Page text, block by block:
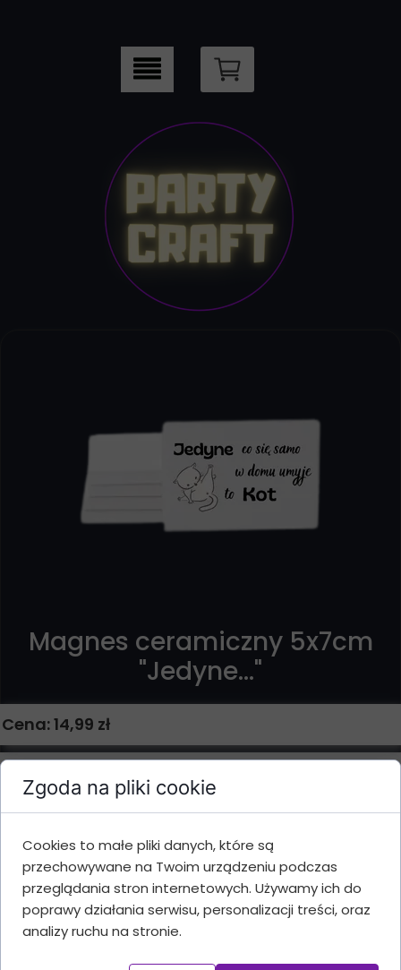
Magnes ceramiczny 5x7cm
"Jedyne..."
Cena: 14,99 zł
Magnes ceramiczy
Wysokość: 5cm
Szerokość: 7cm
*Cena za 1 sztukę
Dodaj do koszyka
Zgoda na pliki cookie
Cookies to małe pliki danych, które są
przechowywane na Twoim urządzeniu podczas
przeglądania stron internetowych. Używamy ich do
poprawy działania serwisu, personalizacji treści, oraz
analizy ruchu na stronie.